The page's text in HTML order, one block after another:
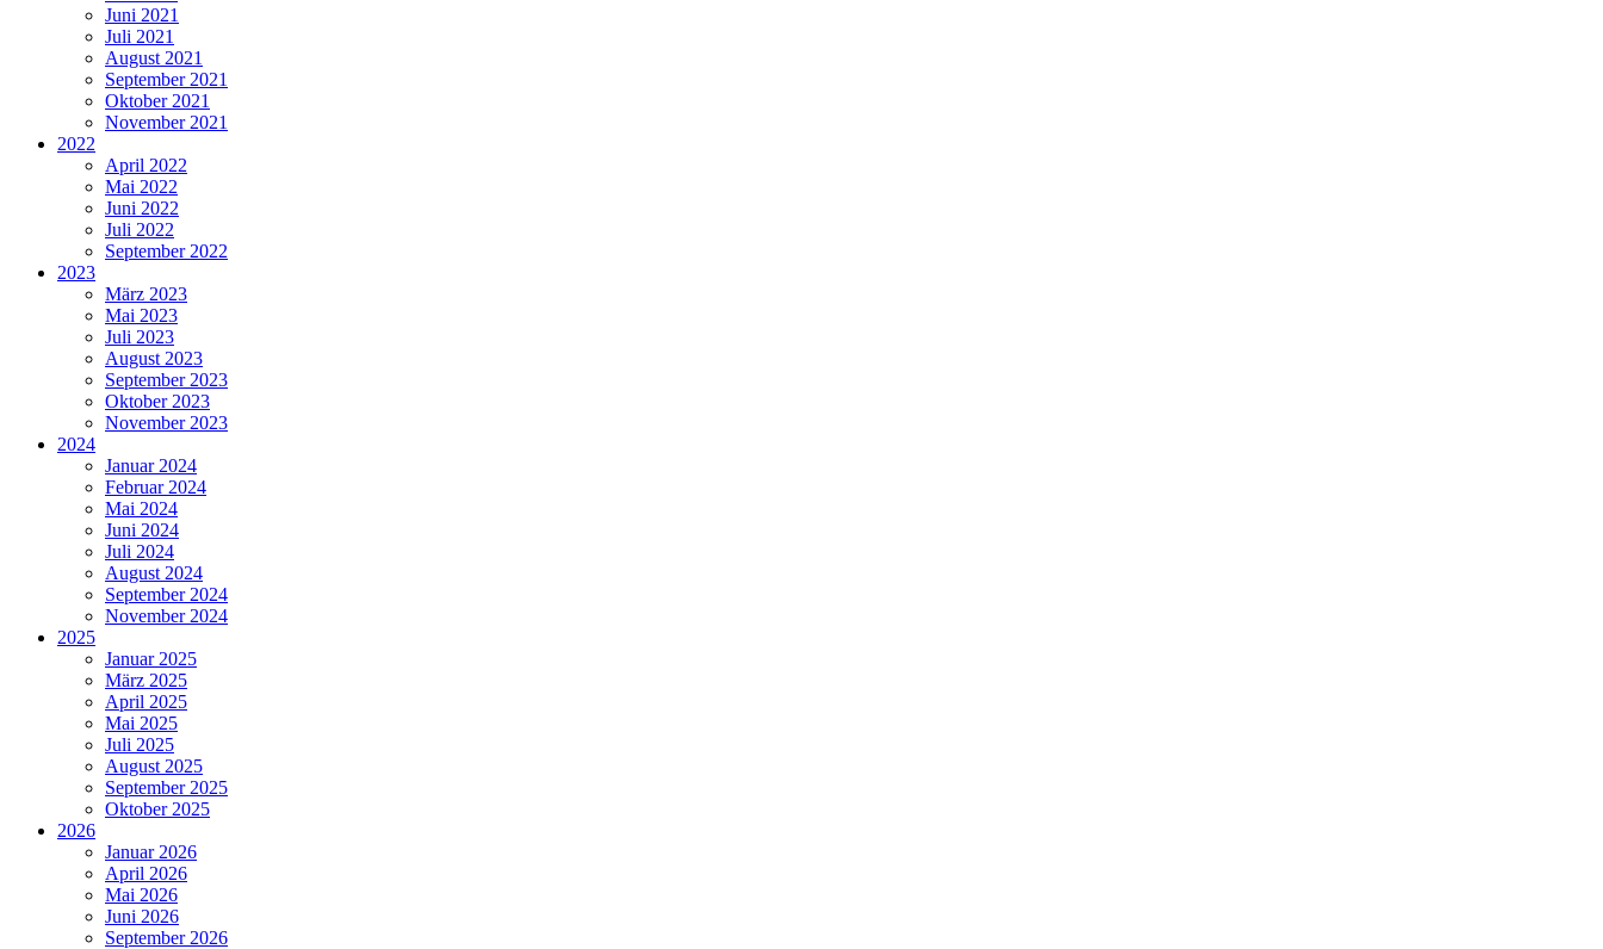
Juni 2021
Juli 2021
August 2021
September 2021
Oktober 2021
November 2021
2022
April 2022
Mai 2022
Juni 2022
Juli 2022
September 2022
2023
März 2023
Mai 2023
Juli 2023
August 2023
September 2023
Oktober 2023
November 2023
2024
Januar 2024
Februar 2024
Mai 2024
Juni 2024
Juli 2024
August 2024
September 2024
November 2024
2025
Januar 2025
März 2025
April 2025
Mai 2025
Juli 2025
August 2025
September 2025
Oktober 2025
2026
Januar 2026
April 2026
Mai 2026
Juni 2026
September 2026